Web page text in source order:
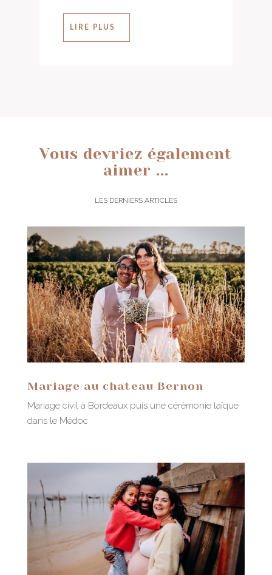
LIRE PLUS
Vous devriez également
aimer ...
LES DERNIERS ARTICLES
Mariage au chateau Bernon
Mariage civil à Bordeaux puis une cérémonie laïque
dans le Médoc